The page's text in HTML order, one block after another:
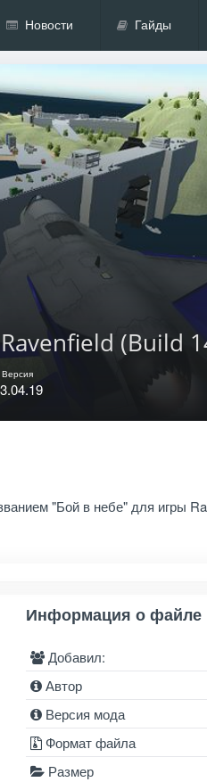
Новости Гайды
(Build
Версия
"Бой в небе" для игры
Информация о файле
Добавил:
Автор
Версия мода
Формат файла
Размер